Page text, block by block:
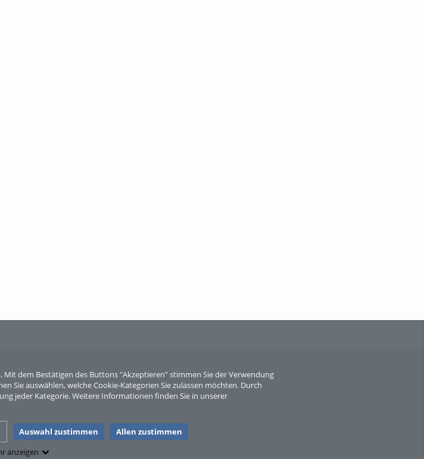
dem Bestätigen des Buttons "Akzeptieren" stimmen Sie der Verwendung
Sie auswählen, welche Cookie-Kategorien Sie zulassen möchten. Durch
jeder Kategorie. Weitere Informationen finden Sie in unserer
Auswahl zustimmen
Allen zustimmen
anzeigen
Sperber